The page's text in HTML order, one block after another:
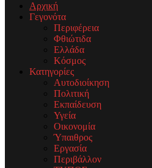
Αρχική
Γεγονότα
Περιφέρεια
Φθιώτιδα
Ελλάδα
Κόσμος
Κατηγορίες
Αυτοδιοίκηση
Πολιτική
Εκπαίδευση
Υγεία
Οικονομία
Ύπαιθρος
Εργασία
Περιβάλλον